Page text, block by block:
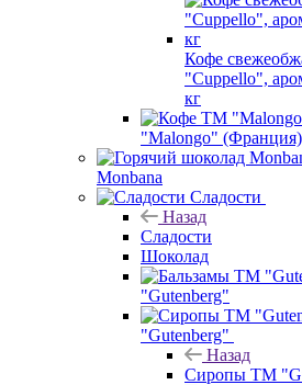
Кофе
"Cuppello",
кг
"Malongo" (Франция)
Monbana
Сладости
Назад
Сладости
Шоколад
"Gutenberg"
"Gutenberg"
Назад
Сиропы ТМ